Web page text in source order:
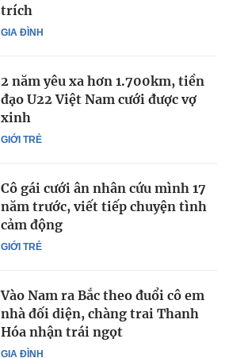
GIA ĐÌNH
trích
GIỚI TRẺ
2 năm yêu xa hơn 1.700km, tiền
đạo U22 Việt Nam cưới được vợ
xinh
GIỚI TRẺ
Cô gái cưới ân nhân cứu mình 17
năm trước, viết tiếp chuyện tình
cảm động
GIA ĐÌNH
Vào Nam ra Bắc theo đuổi cô em
nhà đối diện, chàng trai Thanh
Hóa nhận trái ngọt